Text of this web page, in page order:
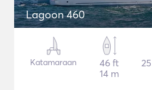
Lagoon 460
Katamaraan
46 ft
14 m